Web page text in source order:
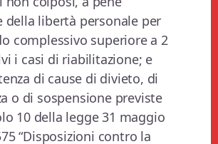
della libertà personale per
complessivo superiore a 2
i casi di riabilitazione; e
di cause di divieto, di
o di sospensione previste
10 della legge 31 maggio
“Disposizioni contro la